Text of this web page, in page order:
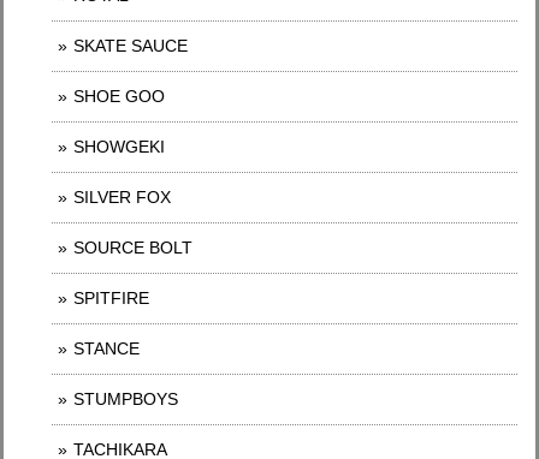
SKATE SAUCE
SHOE GOO
SHOWGEKI
SILVER FOX
SOURCE BOLT
SPITFIRE
STANCE
STUMPBOYS
TACHIKARA